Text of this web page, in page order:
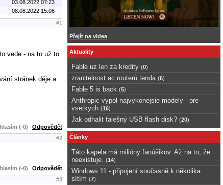
03.08.2022 07:23
08.08.2022 15:06
#1
to vede - na to už to
stránek děje a
(-0) Odpovědět
#2
(-0) Odpovědět
#3
Přejít na videa
Aktuality
Fable uz len za kredity (0)
zranitelnost ac routerů tenda (6)
Fable 5 is back (5)
Anthropic vypol najvykonejsie modely - pre
vsetkych (16)
Jak odhalit falešný USB flash disk? (20)
Články
Táto kapela má milióny fanúšikov. Až na to, že
neexistuje.
(14)
Windows 11 - připojení současně k několika
sítím (7)